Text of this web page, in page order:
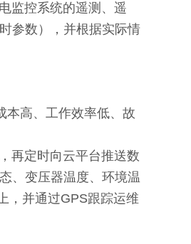
监控系统的遥测、遥
参数），并根据实际情
高、工作效率低、故
再定时向云平台推送数
、变压器温度、环境温
，并通过GPS跟踪运维